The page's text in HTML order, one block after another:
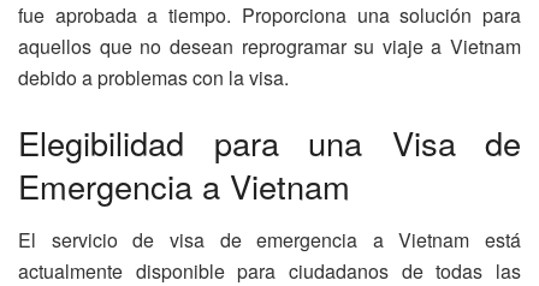
fue aprobada a tiempo. Proporciona una solución para
aquellos que no desean reprogramar su viaje a Vietnam
debido a problemas con la visa.
Elegibilidad para una Visa de
Emergencia a Vietnam
El servicio de visa de emergencia a Vietnam está
actualmente disponible para ciudadanos de todas las